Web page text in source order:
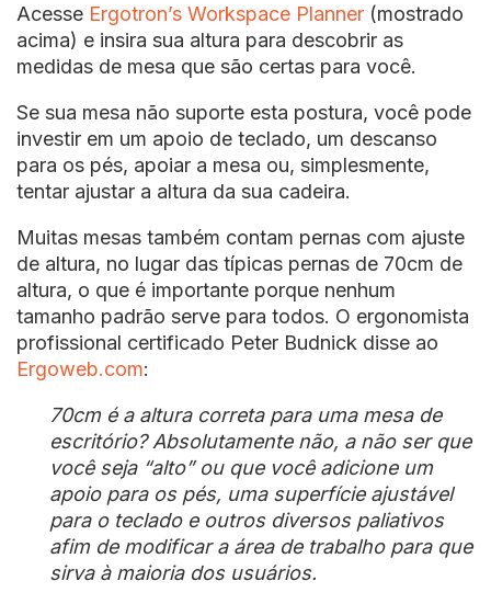
Acesse Ergotron’s Workspace Planner (mostrado
acima) e insira sua altura para descobrir as
medidas de mesa que são certas para você.
Se sua mesa não suporte esta postura, você pode
investir em um apoio de teclado, um descanso
para os pés, apoiar a mesa ou, simplesmente,
tentar ajustar a altura da sua cadeira.
Muitas mesas também contam pernas com ajuste
de altura, no lugar das típicas pernas de 70cm de
altura, o que é importante porque nenhum
tamanho padrão serve para todos. O ergonomista
profissional certificado Peter Budnick disse ao
Ergoweb.com:
70cm é a altura correta para uma mesa de
escritório? Absolutamente não, a não ser que
você seja “alto” ou que você adicione um
apoio para os pés, uma superfície ajustável
para o teclado e outros diversos paliativos
afim de modificar a área de trabalho para que
sirva à maioria dos usuários.